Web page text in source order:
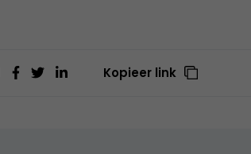
Kopieer link